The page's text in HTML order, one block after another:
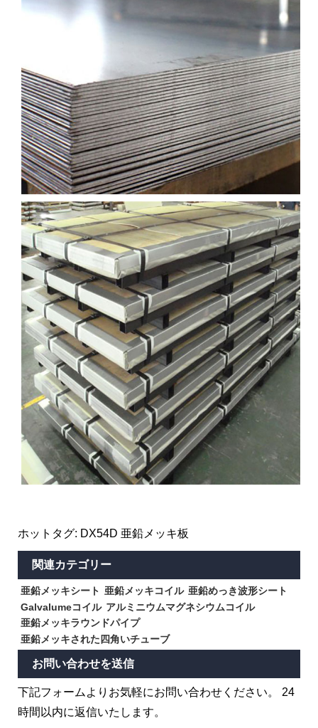
ホットタグ: DX54D 亜鉛メッキ板
関連カテゴリー
亜鉛メッキシート 亜鉛メッキコイル 亜鉛めっき波形シート
Galvalumeコイル アルミニウムマグネシウムコイル
亜鉛メッキラウンドパイプ
亜鉛メッキされた四角いチューブ
お問い合わせを送信
下記フォームよりお気軽にお問い合わせください。 24
時間以内に返信いたします。